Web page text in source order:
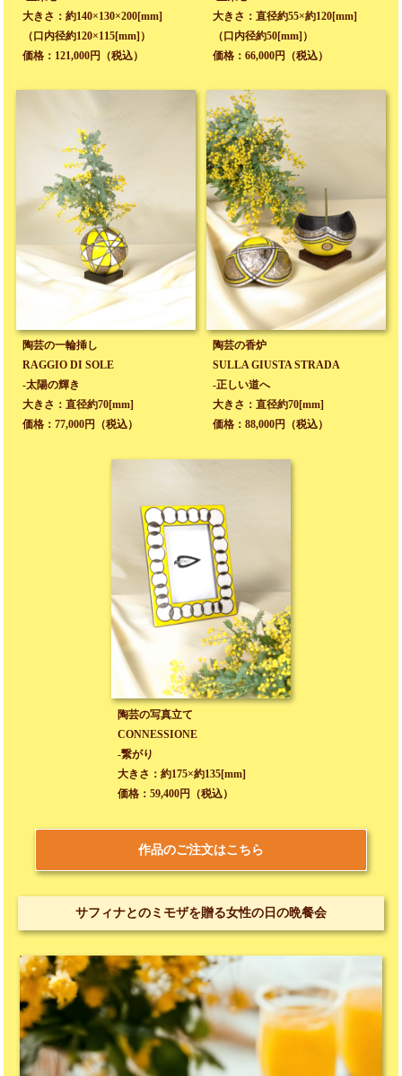
大きさ：約140×130×200[mm]
（口内径約120×115[mm]）
価格：121,000円（税込）
大きさ：直径約55×約120[mm]
（口内径約50[mm]）
価格：66,000円（税込）
陶芸の一輪挿し
RAGGIO DI SOLE
-太陽の輝き
大きさ：直径約70[mm]
価格：77,000円（税込）
陶芸の香炉
SULLA GIUSTA STRADA
-正しい道へ
大きさ：直径約70[mm]
価格：88,000円（税込）
陶芸の写真立て
CONNESSIONE
-繋がり
大きさ：約175×約135[mm]
価格：59,400円（税込）
作品のご注文はこちら
サフィナとのミモザを贈る女性の日の晩餐会